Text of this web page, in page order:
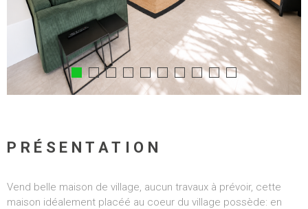
PRÉSENTATION
Vend belle maison de village, aucun travaux à prévoir, cette
maison idéalement placéé au coeur du village possède: en